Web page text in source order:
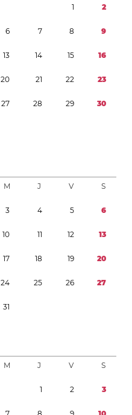
1 2
6 7 8 9
13 14 15 16
20 21 22 23
27 28 29 30
M J V S
3 4 5 6
10 11 12 13
17 18 19 20
24 25 26 27
31
M J V S
1 2 3